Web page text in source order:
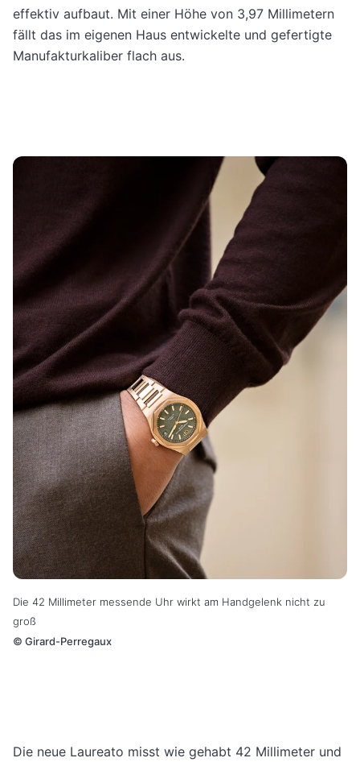
effektiv aufbaut. Mit einer Höhe von 3,97 Millimetern
fällt das im eigenen Haus entwickelte und gefertigte
Manufakturkaliber flach aus.
Die 42 Millimeter messende Uhr wirkt am Handgelenk nicht zu
groß
© Girard-Perregaux
Die neue Laureato misst wie gehabt 42 Millimeter und